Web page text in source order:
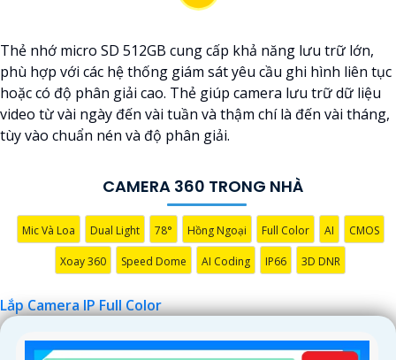
Thẻ nhớ micro SD 512GB cung cấp khả năng lưu trữ lớn,
phù hợp với các hệ thống giám sát yêu cầu ghi hình liên tục
hoặc có độ phân giải cao. Thẻ giúp camera lưu trữ dữ liệu
video từ vài ngày đến vài tuần và thậm chí là đến vài tháng,
tùy vào chuẩn nén và độ phân giải.
CAMERA 360 TRONG NHÀ
Mic Và Loa Dual Light 78° Hồng Ngoại Full Color AI CMOS
Xoay 360 Speed Dome AI Coding IP66 3D DNR
Lắp Camera IP Full Color